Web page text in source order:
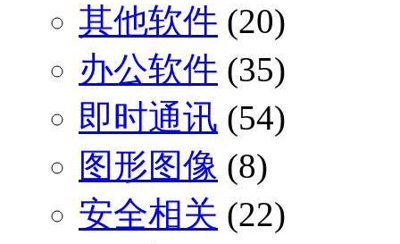
其他软件 (20)
办公软件 (35)
即时通讯 (54)
图形图像 (8)
安全相关 (22)